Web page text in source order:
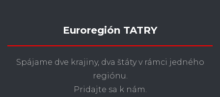
Euroregión TATRY
Spájame dve krajiny, dva štáty v rámci jedného
regiónu.
Pridajte sa k nám.